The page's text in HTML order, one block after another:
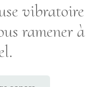
vibratoire
ramener à